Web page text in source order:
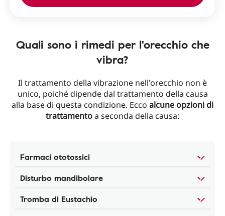
Quali sono i rimedi per l'orecchio che
vibra?
Il trattamento della vibrazione nell'orecchio non è
unico, poiché dipende dal trattamento della causa
alla base di questa condizione. Ecco alcune opzioni di
trattamentoa seconda della causa:
Farmaci ototossici
Disturbo mandibolare
Tromba di Eustachio